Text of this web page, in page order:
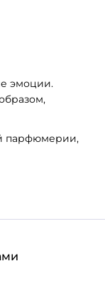
эмоции.
парфюмерии,